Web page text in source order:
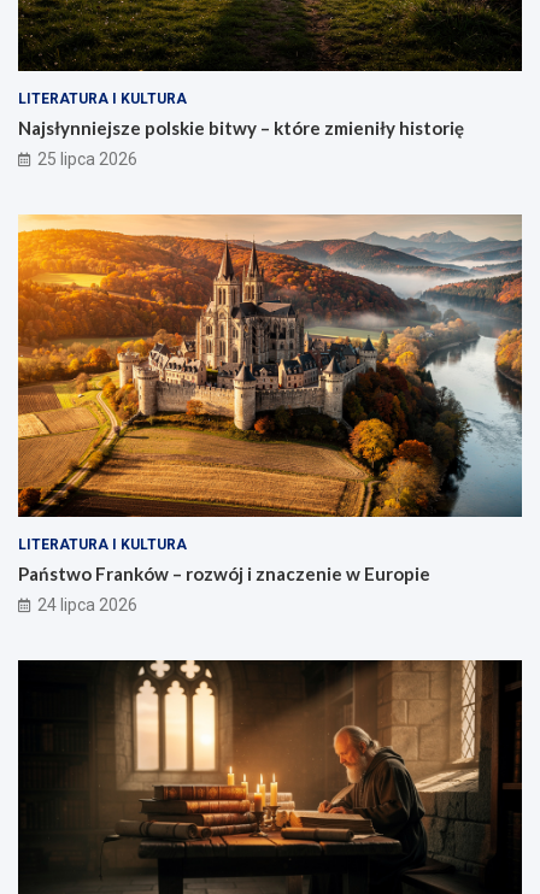
LITERATURA I KULTURA
Najsłynniejsze polskie bitwy – które zmieniły historię
25 lipca 2026
LITERATURA I KULTURA
Państwo Franków – rozwój i znaczenie w Europie
24 lipca 2026